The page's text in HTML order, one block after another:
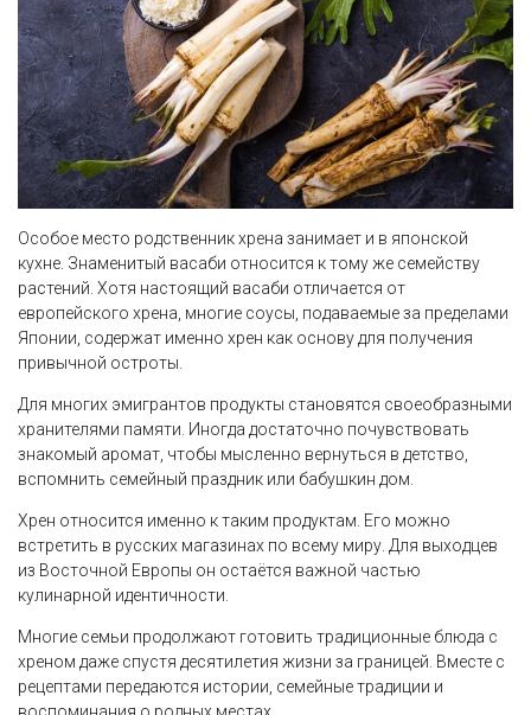
Особое место родственник хрена занимает и в японской
кухне. Знаменитый васаби относится к тому же семейству
растений. Хотя настоящий васаби отличается от
европейского хрена, многие соусы, подаваемые за пределами
Японии, содержат именно хрен как основу для получения
привычной остроты.
Для многих эмигрантов продукты становятся своеобразными
хранителями памяти. Иногда достаточно почувствовать
знакомый аромат, чтобы мысленно вернуться в детство,
вспомнить семейный праздник или бабушкин дом.
Хрен относится именно к таким продуктам. Его можно
встретить в русских магазинах по всему миру. Для выходцев
из Восточной Европы он остаётся важной частью
кулинарной идентичности.
Многие семьи продолжают готовить традиционные блюда с
хреном даже спустя десятилетия жизни за границей. Вместе с
рецептами передаются истории, семейные традиции и